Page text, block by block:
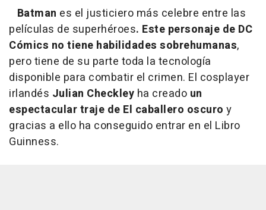
Batman es el justiciero más celebre entre las
películas de superhéroes. Este personaje de DC
Cómics no tiene habilidades sobrehumanas,
pero tiene de su parte toda la tecnología
disponible para combatir el crimen. El cosplayer
irlandés Julian Checkley ha creado un
espectacular traje de El caballero oscuro y
gracias a ello ha conseguido entrar en el Libro
Guinness.